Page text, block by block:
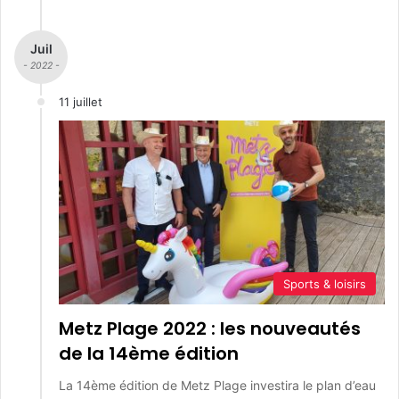
Juil
- 2022 -
11 juillet
Sports & loisirs
Metz Plage 2022 : les nouveautés
de la 14ème édition
La 14ème édition de Metz Plage investira le plan d’eau